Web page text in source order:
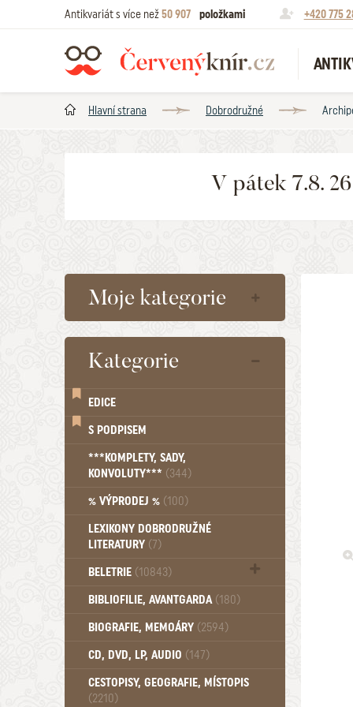
Antikvariát s více než50 907 položkami +420 775
Hlavní strana Dobrodružné
V pátek 7.8.
Moje kategorie
Kategorie
EDICE
S PODPISEM
***KOMPLETY, SADY,
KONVOLUTY*** (344)
% VÝPRODEJ % (100)
LEXIKONY DOBRODRUŽNÉ
LITERATURY (7)
BELETRIE (10843)
Beletrie - Historická (1389)
Beletrie - Povídky (1757)
Beletrie - Válečné romány (489)
Beletrie - Ženské a dívčí romány
(1522)
BIBLIOFILIE, AVANTGARDA (180)
BIOGRAFIE, MEMOÁRY (2594)
CD, DVD, LP, AUDIO (147)
CESTOPISY, GEOGRAFIE, MÍSTOPIS
(2210)